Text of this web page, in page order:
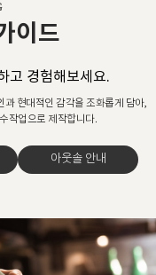
이드
고 경험해보세요.
현대적인 감각을 조화롭게 담아,
작업으로 제작합니다.
아웃솔 안내